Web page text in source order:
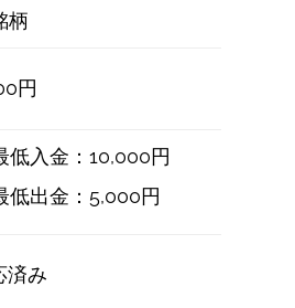
柄
円
低入金：10,000円
低出金：5,000円
済み